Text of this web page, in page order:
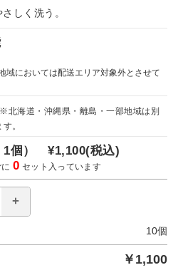
しく洗う。
においては配送エリア対象外とさせて
※北海道・沖縄県・離島・一部地域は別
。
1個）¥1,100(税込)
に0 セット入っています
10個
￥ 1,100